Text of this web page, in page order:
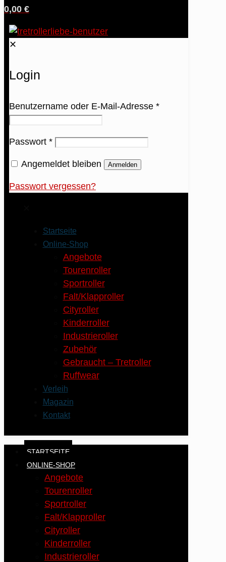
0,00 €
✕
Login
Benutzername oder E-Mail-Adresse *
Passwort *
Angemeldet bleiben Anmelden
Passwort vergessen?
Startseite
Online-Shop
Angebote
Tourenroller
Sportroller
Falt/Klapproller
Cityroller
Kinderroller
Industrieroller
Zubehör
Gebraucht – Tretroller
Ruffwear
Verleih
Magazin
Kontakt
STARTSEITE
ONLINE-SHOP
Angebote
Tourenroller
Sportroller
Falt/Klapproller
Cityroller
Kinderroller
Industrieroller